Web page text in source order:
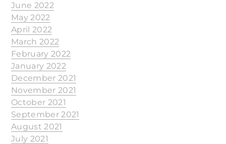
June 2022
May 2022
April 2022
March 2022
February 2022
January 2022
December 2021
November 2021
October 2021
September 2021
August 2021
July 2021